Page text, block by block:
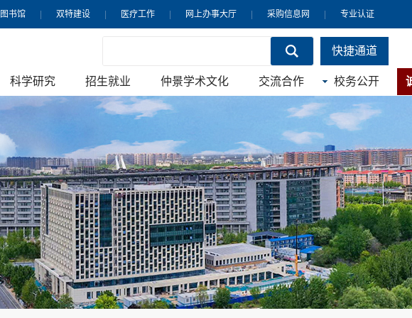
专业认证
采购信息网
网上办事大厅
医疗工作
双特建设
图书馆
快捷通道
科学研究 招生就业 仲景学术文化 交流合作 校务公开